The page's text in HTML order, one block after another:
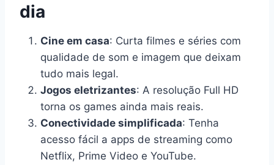
dia
Cine em casa: Curta filmes e séries com
qualidade de som e imagem que deixam
tudo mais legal.
Jogos eletrizantes: A resolução Full HD
torna os games ainda mais reais.
Conectividade simplificada: Tenha
acesso fácil a apps de streaming como
Netflix, Prime Video e YouTube.